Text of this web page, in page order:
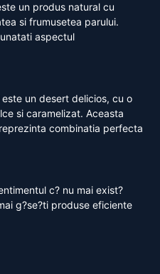
un produs natural cu
si frumusetea parului.
aspectul
un desert delicios, cu o
si caramelizat. Aceasta
combinatia perfecta
c? nu mai exist?
g?se?ti produse eficiente